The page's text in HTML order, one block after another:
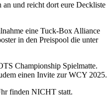
und reicht dort eure Deckliste
eine Tuck-Box Alliance
in den Preispool die unter
Championship Spielmatte.
einen Invite zur WCY 2025.
finden NICHT statt.